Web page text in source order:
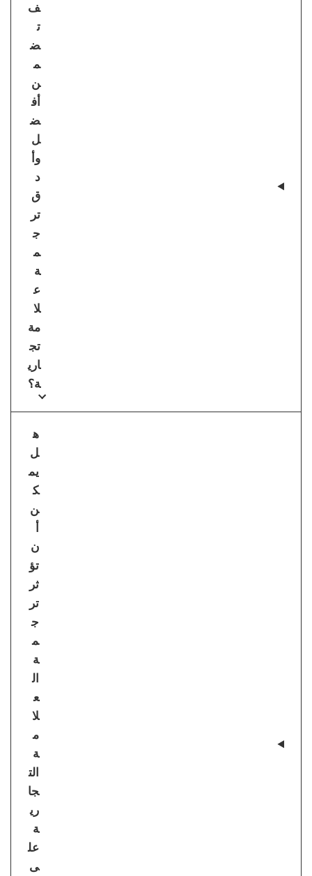
ف
ت
ض
م
ن
أف
ض
ل
وأ
د
ق
تر
ج
م
ة
ع
لا
مة
تج
اري
ة؟
ه
ل
يم
ك
ن
ن
تؤ
ثر
تر
ج
م
ة
ال
ع
لا
م
ة
الت
جا
ري
ة
عل
ى